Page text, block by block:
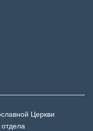
Церкви